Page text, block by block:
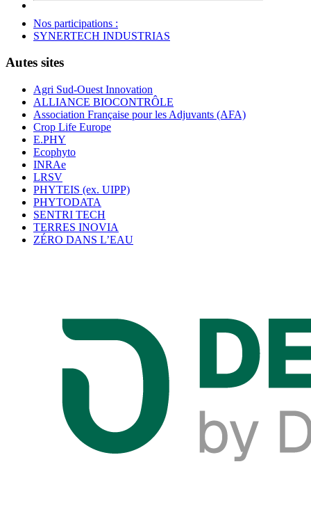
Nos participations :
SYNERTECH INDUSTRIAS
Autes sites
Agri Sud-Ouest Innovation
ALLIANCE BIOCONTRÔLE
Association Française pour les Adjuvants (AFA)
Crop Life Europe
E.PHY
Ecophyto
INRAe
LRSV
PHYTEIS (ex. UIPP)
PHYTODATA
SENTRI TECH
TERRES INOVIA
ZÉRO DANS L’EAU